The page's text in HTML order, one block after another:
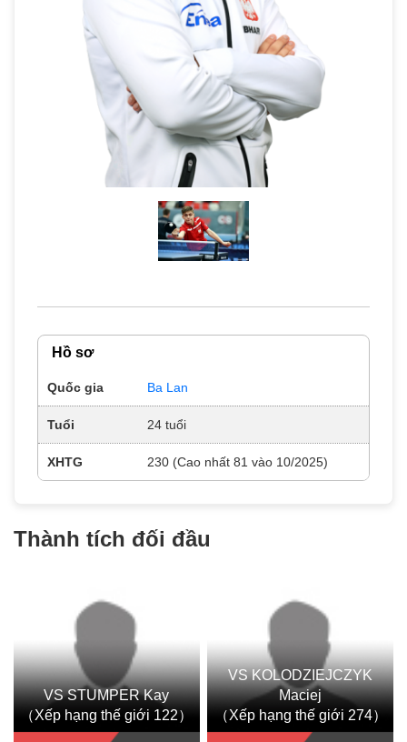
Hồ sơ
Quốc gia Ba Lan
Tuổi 24 tuổi
XHTG 230 (Cao nhất 81 vào 10/2025)
Thành tích đối đầu
VS STUMPER Kay
（Xếp hạng thế giới 122）
VS KOLODZIEJCZYK
Maciej
（Xếp hạng thế giới 274）